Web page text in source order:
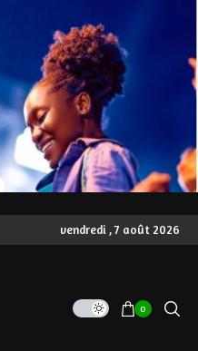
vendredi , 7 août 2026
0